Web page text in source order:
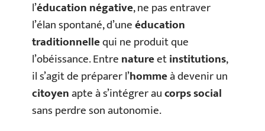
l’éducation négative, ne pas entraver
l’élan spontané, d’uneéducation
traditionnellequi ne produit que
l’obéissance. Entrenatureetinstitutions,
il s’agit de préparer l’hommeà devenir un
citoyenapte à s’intégrer aucorps social
sans perdre son autonomie.